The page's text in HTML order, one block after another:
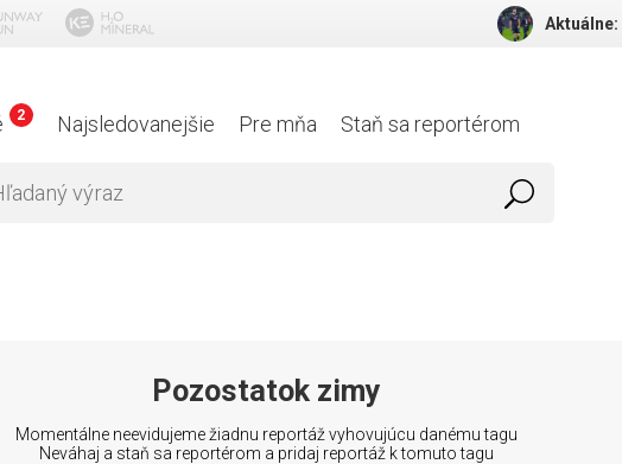
Aktuálne:
2 Najsledovanejšie Pre mňa Staň sa reportérom
Pozostatok zimy
Momentálne neevidujeme žiadnu reportáž vyhovujúcu danému tagu
Neváhaj a staň sa reportérom a pridaj reportáž k tomuto tagu